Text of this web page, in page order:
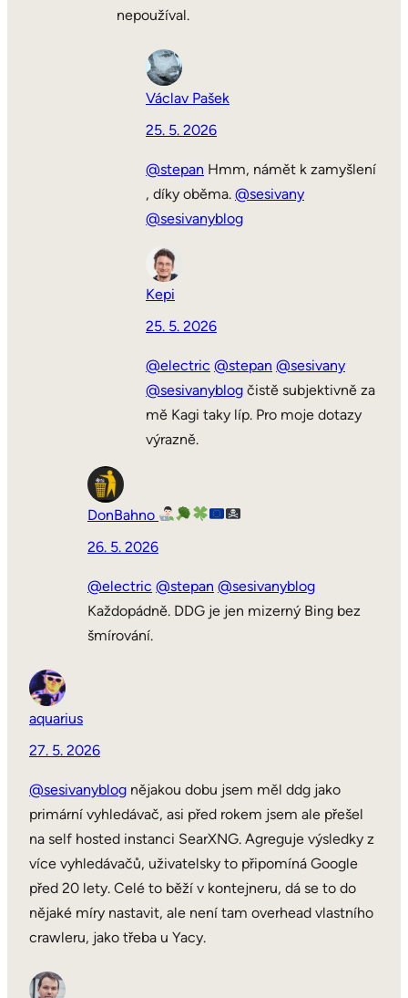
nepoužíval.
Václav Pašek
25. 5. 2026
@stepan Hmm, námět k zamyšlení
, díky oběma. @sesivany
@sesivanyblog
Kepi
25. 5. 2026
@electric @stepan @sesivany
@sesivanyblog čistě subjektivně za
mě Kagi taky líp. Pro moje dotazy
výrazně.
DonBahno
26. 5. 2026
@electric @stepan @sesivanyblog
Každopádně. DDG je jen mizerný Bing bez
šmírování.
aquarius
27. 5. 2026
@sesivanyblog nějakou dobu jsem měl ddg jako
primární vyhledávač, asi před rokem jsem ale přešel
na self hosted instanci SearXNG. Agreguje výsledky z
více vyhledávačů, uživatelsky to připomíná Google
před 20 lety. Celé to běží v kontejneru, dá se to do
nějaké míry nastavit, ale není tam overhead vlastního
crawleru, jako třeba u Yacy.